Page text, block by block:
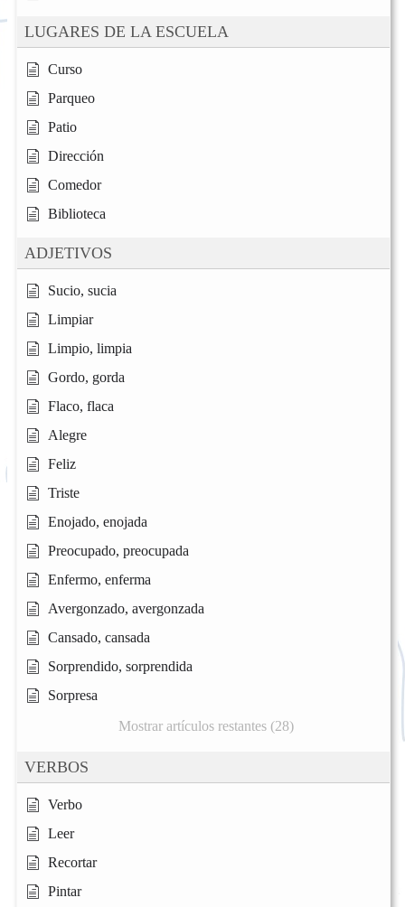
LUGARES DE LA ESCUELA
Curso
Parqueo
Patio
Dirección
Comedor
Biblioteca
ADJETIVOS
Sucio, sucia
Limpiar
Limpio, limpia
Gordo, gorda
Flaco, flaca
Alegre
Feliz
Triste
Enojado, enojada
Preocupado, preocupada
Enfermo, enferma
Avergonzado, avergonzada
Cansado, cansada
Sorprendido, sorprendida
Sorpresa
Mostrar artículos restantes (28)
VERBOS
Verbo
Leer
Recortar
Pintar